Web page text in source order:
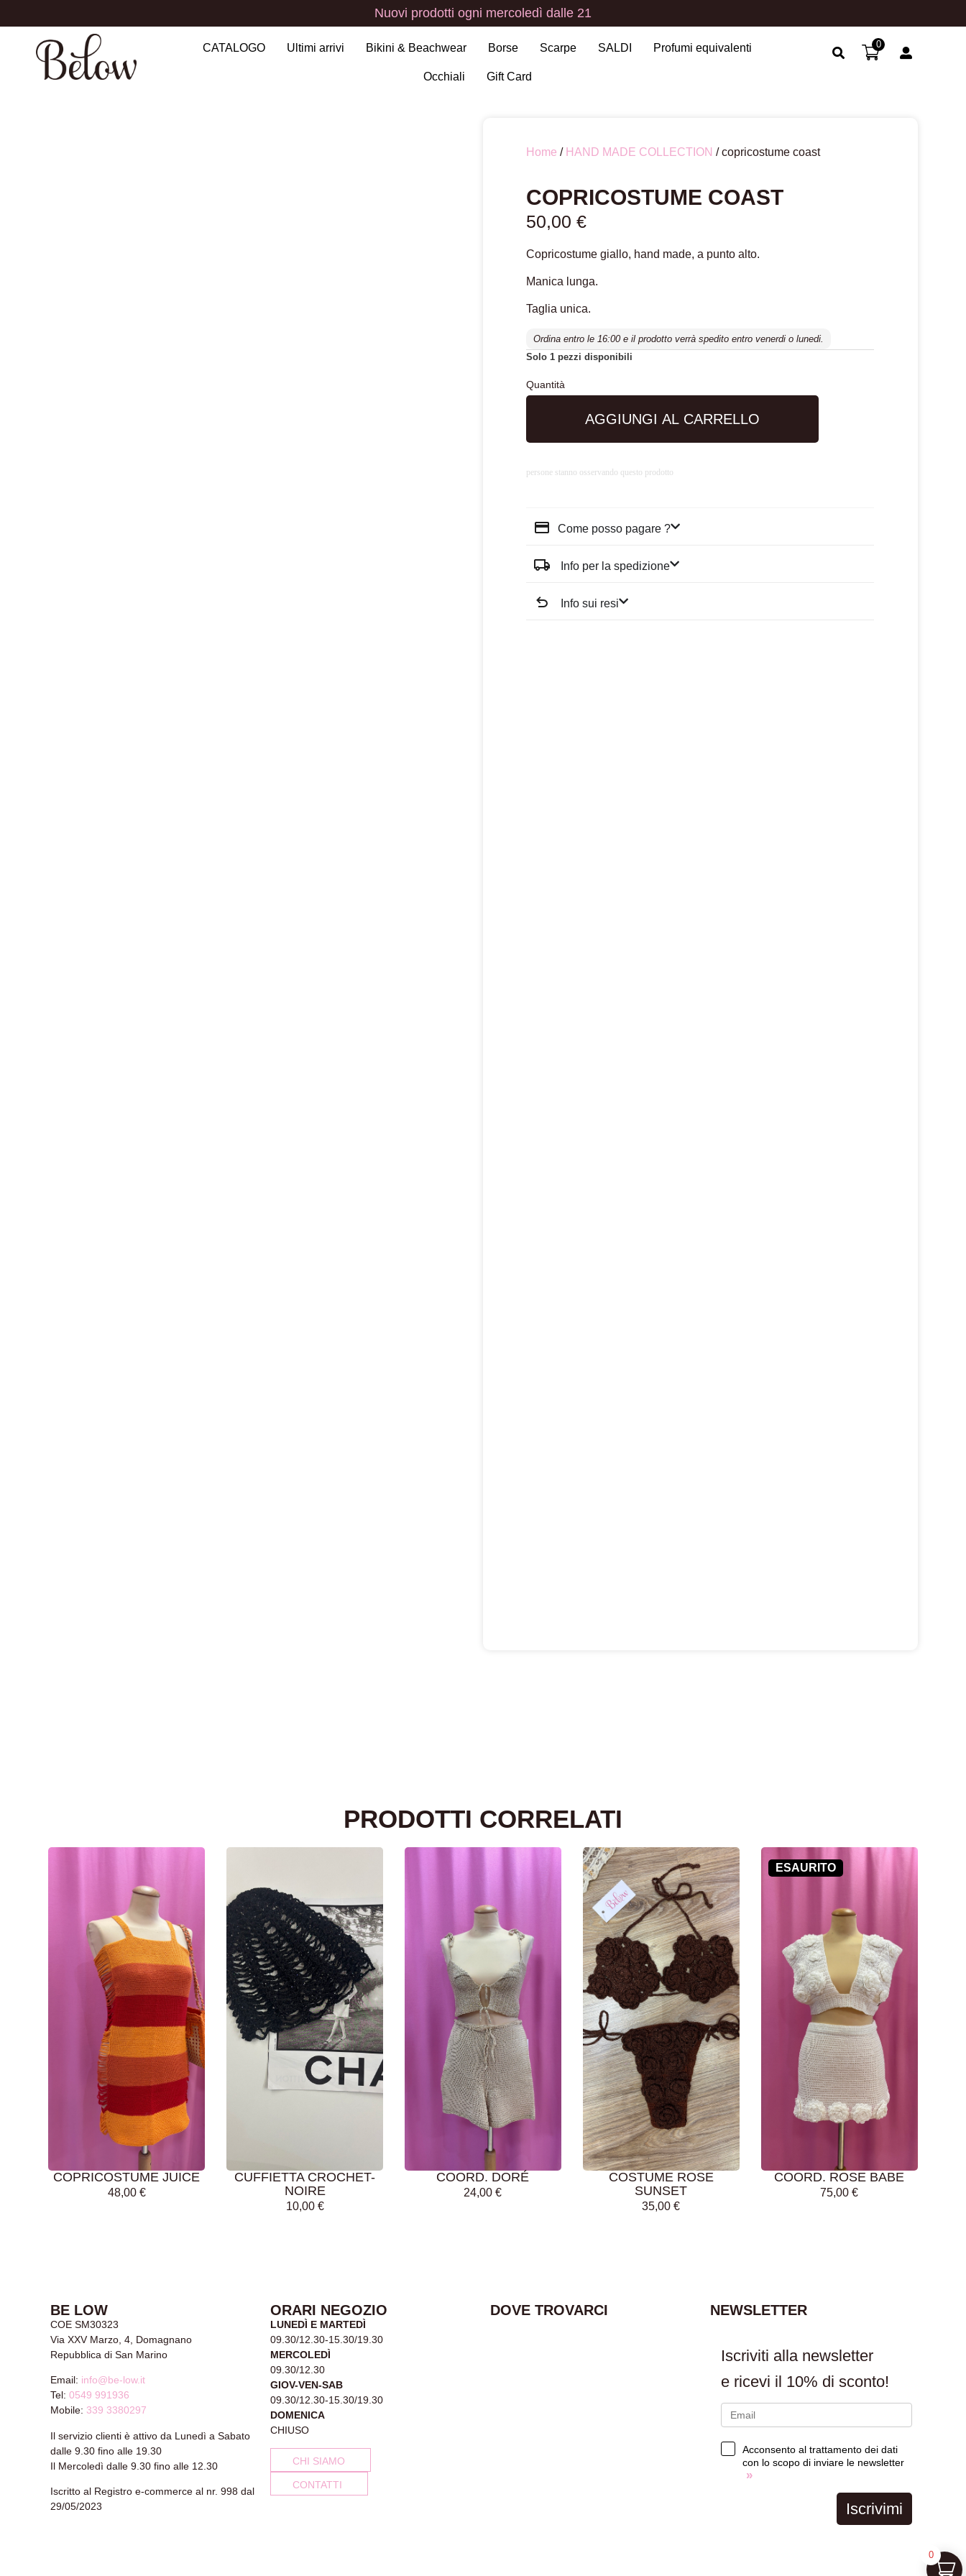
Nuovi prodotti ogni mercoledì dalle 21
CATALOGO Ultimi arrivi Bikini & Beachwear Borse Scarpe SALDI Profumi equivalenti
Occhiali Gift Card
0
Home / HAND MADE COLLECTION / copricostume coast
COPRICOSTUME COAST
50,00€
Copricostume giallo, hand made, a punto alto.
Manica lunga.
Taglia unica.
Ordina entro le 16:00 e il prodotto verrà spedito entro venerdi o lunedi.
Solo 1 pezzi disponibili
AGGIUNGI AL CARRELLO
persone stanno osservando questo prodotto
Come posso pagare ?
Info per la spedizione
Info sui resi
PRODOTTI CORRELATI
COPRICOSTUME JUICE
48,00 €
AGGIUNGI AL
CARRELLO
CUFFIETTA CROCHET-
NOIRE
10,00 €
CARRELLO
COORD. DORÉ
24,00€
AGGIUNGI AL
CARRELLO
COSTUME ROSE
SUNSET
35,00€
AGGIUNGI AL
CARRELLO
ESAURITO
COORD. ROSE BABE
75,00€
LEGGI TUTTO
BE LOW
COE SM30323
Via XXV Marzo, 4, Domagnano
Repubblica di San Marino
Email: info@be-low.it
Tel: 0549 991936
Mobile: 339 3380297
Il servizio clienti è attivo da Lunedì a Sabato
dalle 9.30 fino alle 19.30
Il Mercoledì dalle 9.30 fino alle 12.30
Iscritto al Registro e-commerce al nr. 998 dal
29/05/2023
ORARI NEGOZIO
LUNEDÌ E MARTEDÌ
09.30/12.30-15.30/19.30
MERCOLEDÌ
09.30/12.30
GIOV-VEN-SAB
09.30/12.30-15.30/19.30
DOMENICA
CHIUSO
CHI SIAMO
CONTATTI
DOVE TROVARCI NEWSLETTER
Iscriviti alla newsletter
e ricevi il 10% di sconto!
Acconsento al trattamento dei dati
con lo scopo di inviare le newsletter
»
Iscrivimi
0